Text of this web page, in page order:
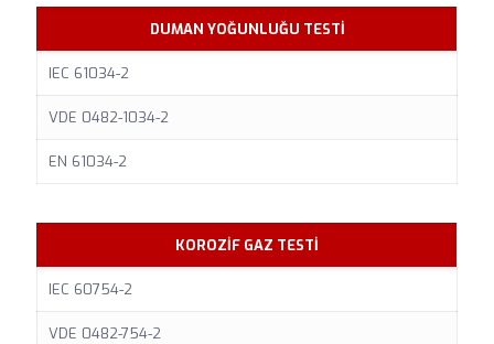
DUMAN YOĞUNLUĞU TESTİ
IEC 61034-2
VDE 0482-1034-2
EN 61034-2
KOROZİF GAZ TESTİ
IEC 60754-2
VDE 0482-754-2